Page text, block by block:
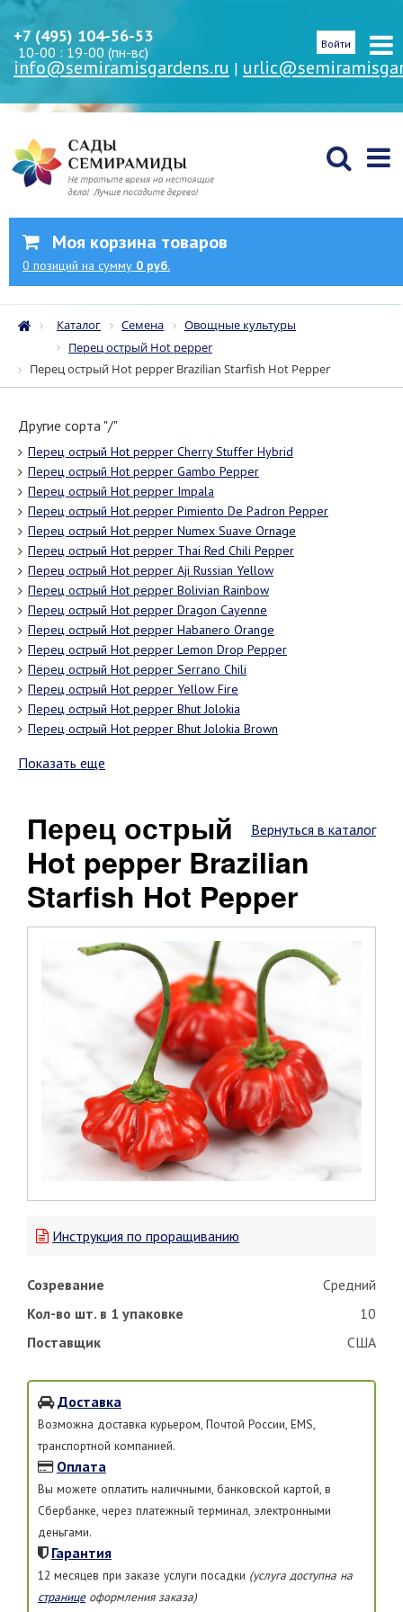
+7 (495) 104-56-53
10-00 : 19-00 (пн-вс)
info@semiramisgardens.ru |
Войти
Моя корзина товаров
0 позиций на сумму 0 руб.
Каталог Семена
Овощные культуры
Перец острый Hot pepper
Перец острый Hot pepper Brazilian Starfish Hot Pepper
Другие сорта "/"
Перец острый Hot pepper Cherry Stuffer Hybrid
Перец острый Hot pepper Gambo Pepper
Перец острый Hot pepper Impala
Перец острый Hot pepper Pimiento De Padron Pepper
Перец острый Hot pepper Numex Suave Ornage
Перец острый Hot pepper Thai Red Chili Pepper
Перец острый Hot pepper Aji Russian Yellow
Перец острый Hot pepper Bolivian Rainbow
Перец острый Hot pepper Dragon Cayenne
Перец острый Hot pepper Habanero Orange
Перец острый Hot pepper Lemon Drop Pepper
Перец острый Hot pepper Serrano Chili
Перец острый Hot pepper Yellow Fire
Перец острый Hot pepper Bhut Jolokia
Перец острый Hot pepper Bhut Jolokia Brown
Показать еще
Вернуться в каталог
Перец острый
Hot pepper Brazilian
Starfish Hot Pepper
Инструкция по проращиванию
Созревание
Средний
Кол-во шт. в 1 упаковке
10
Поставщик
США
Доставка
Возможна доставка курьером, Почтой России, EMS,
транспортной компанией.
Оплата
Вы можете оплатить наличными, банковской картой, в
Сбербанке, через платежный терминал, электронными
деньгами.
Гарантия
12 месяцев при заказе услуги посадки (услуга доступна на
страницеоформления заказа)